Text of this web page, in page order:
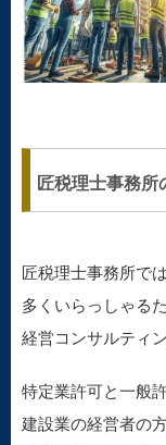
匠税理士事務所
匠税理士事務所で
多くいらっしゃる
経営コンサルティ
特定業許可と一般
建設業の経営者の